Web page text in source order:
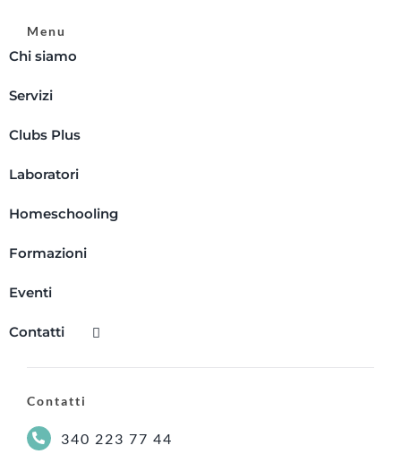
Menu
Chi siamo
Servizi
Clubs Plus
Laboratori
Homeschooling
Formazioni
Eventi
Contatti
Contatti
340 223 77 44